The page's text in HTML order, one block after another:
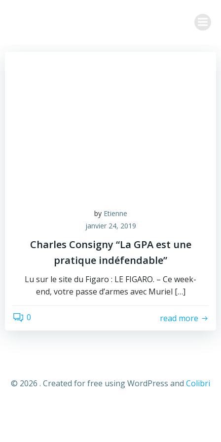
by Etienne
janvier 24, 2019
Charles Consigny “La GPA est une
pratique indéfendable”
Lu sur le site du Figaro : LE FIGARO. – Ce week-
end, votre passe d’armes avec Muriel […]
0 read more
© 2026 . Created for free using WordPress and Colibri